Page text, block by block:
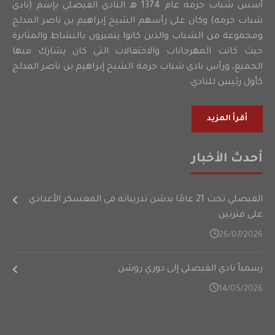
أسس شباب حرمه عام 1374 هـ النادي الفيصلي بإسم (نادي
شباب حرمه) وكان على رأسهم الشيخ إبراهيم بن ناصر المدلج
ومجموعة من الشباب والذين كانوا يتميزون بالنشاط والمثابرة
حيث كانت المهرجانات والاحتفالات التي كان يشارك فيها
الجميع، ورأس نادي شباب حرمة الشيخ إبراهيم بن ناصر المدلج
كأول رئيس للنادي.
أقرأ المزيد
أحدث الأخبار
الفيصلي تحت 21 عامًا يدشن تدريباته في المعسكر الأعدادي
على فترتين
26/07/2026
رسمياً نادي الفيصلي إلى دوري روشن
14/05/2026